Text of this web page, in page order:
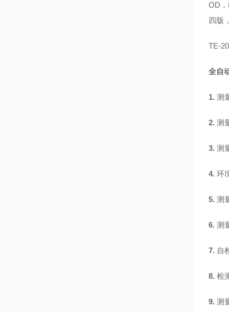
OD
四版
TE-
全自
1. 测
2. 测
3. 测
4. 环
5. 测
6. 测
7. 自
8. 检
9. 测